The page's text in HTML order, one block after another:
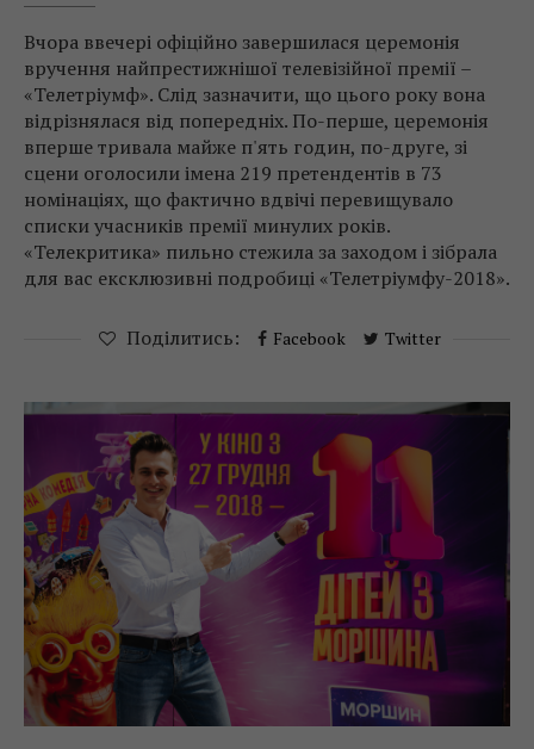
Вчора ввечері офіційно завершилася церемонія
вручення найпрестижнішої телевізійної премії –
«Телетріумф». Слід зазначити, що цього року вона
відрізнялася від попередніх. По-перше, церемонія
вперше тривала майже п'ять годин, по-друге, зі
сцени оголосили імена 219 претендентів в 73
номінаціях, що фактично вдвічі перевищувало
списки учасників премії минулих років.
«Телекритика» пильно стежила за заходом і зібрала
для вас ексклюзивні подробиці «Телетріумфу-2018».
Поділитись: Facebook Twitter